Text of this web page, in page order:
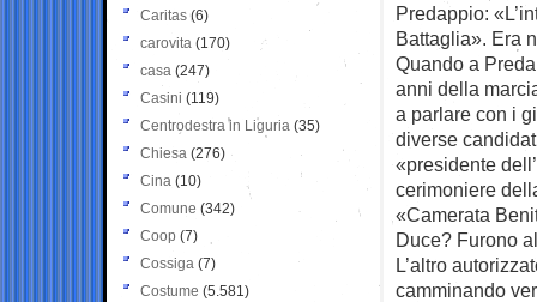
Predappio:
Battaglia». Era
Quando a
anni della
a parlare con i
diverse
«presidente
cerimoniere
«Camerata
Duce? Furono
L’altro
camminando
Caritas (6)
carovita (170)
casa (247)
Casini (119)
Centrodestra in Liguria (35)
Chiesa (276)
Cina (10)
Comune (342)
Coop (7)
Cossiga (7)
Costume (5.581)